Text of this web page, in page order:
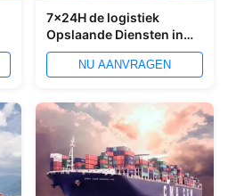
7x24H de logistiek
Opslaande Diensten in
Shekou-Haven
NU AANVRAGEN